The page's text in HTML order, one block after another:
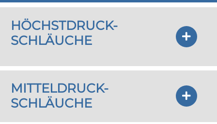
HÖCHSTDRUCK-
SCHLÄUCHE
MITTELDRUCK-
SCHLÄUCHE